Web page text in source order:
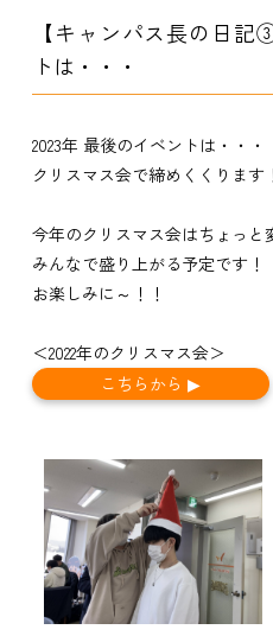
【キャンパス長の日
トは・・・
2023年 最後のイベントは・・・
クリスマス会で締めくくります
今年のクリスマス会はちょっと
みんなで盛り上がる予定です！
お楽しみに～！！
＜2022年のクリスマス会＞
こちらから ▶